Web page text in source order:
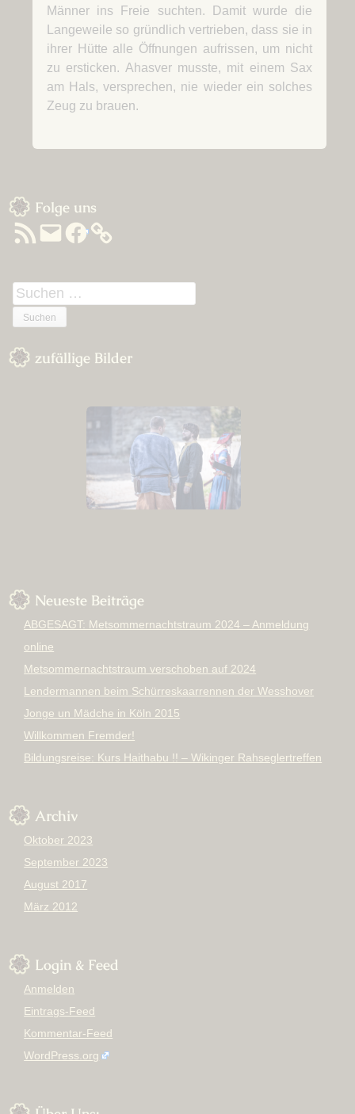
Männer ins Freie suchten. Damit wurde die
Langeweile so gründlich vertrieben, dass sie in
ihrer Hütte alle Öffnungen aufrissen, um nicht
zu ersticken. Ahasver musste, mit einem Sax
am Hals, versprechen, nie wieder ein solches
Zeug zu brauen.
Sidebar
Folge uns
RSS-
Feed
E-
Mail
Facebook
Suchen
nach:
zufällige Bilder
Neueste Beiträge
ABGESAGT: Metsommernachtstraum 2024 – Anmeldung
online
Metsommernachtstraum verschoben auf 2024
Lendermannen beim Schürreskaarrennen der Wesshover
Jonge un Mädche in Köln 2015
Willkommen Fremder!
Bildungsreise: Kurs Haithabu !! – Wikinger Rahseglertreffen
Archiv
Oktober 2023
September 2023
August 2017
März 2012
Login & Feed
Anmelden
Eintrags-Feed
Kommentar-Feed
WordPress.org